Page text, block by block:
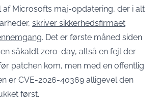
af Microsofts maj-opdatering, der i alt
skriver sikkerhedsfirmaet
. Det er første måned siden
såkaldt zero-day, altså en fejl der
patchen kom, men med en offentlig
er CVE-2026-40369 alligevel den
først.